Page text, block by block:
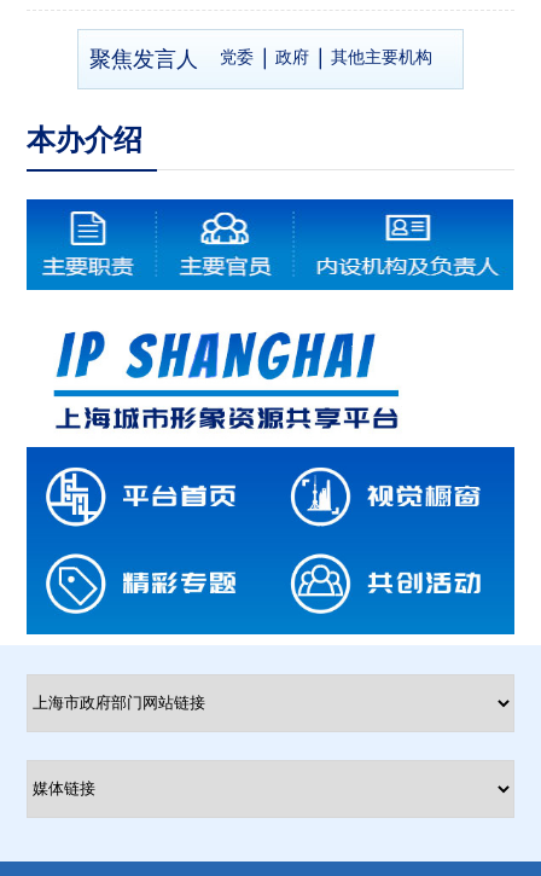
2026年7月22日市政府新闻发布会问答实录
2026年7月8日市政府新闻发布会问答实录
聚焦发言人 党委 政府 其他主要机构
本办介绍